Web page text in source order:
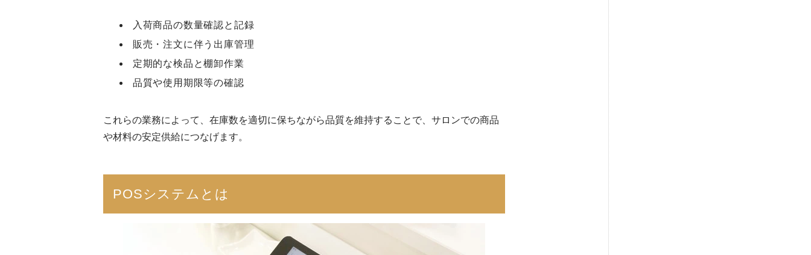
入荷商品の数量確認と記録
販売・注文に伴う出庫管理
定期的な検品と棚卸作業
品質や使用期限等の確認
これらの業務によって、在庫数を適切に保ちながら品質を維持することで、サロンでの商品
や材料の安定供給につなげます。
POSシステムとは